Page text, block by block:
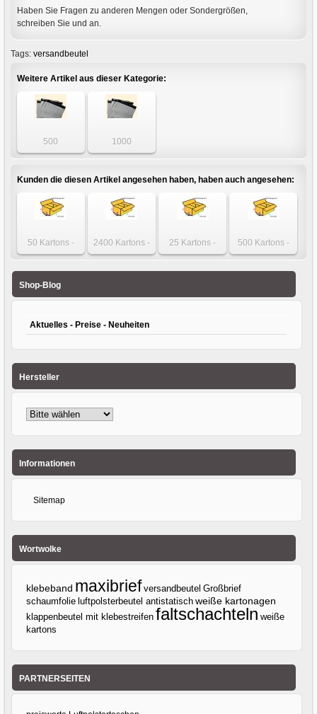
Haben Sie Fragen zu anderen Mengen oder Sondergrößen,
schreiben Sie und an.
Tags:versandbeutel
Weitere Artikel aus dieser Kategorie:
500
Folienversandtaschen
50mm
1000
Folienversandtaschen
50mm
Kunden die diesen Artikel angesehen haben, haben auch angesehen:
50 Kartons -
einwelliger
x 60mm
2400 Kartons -
Karton 180 x 180
25 Kartons -
Karton 300 x 215
500 Kartons -
Karton 190 x 160
Shop-Blog
Aktuelles - Preise - Neuheiten
Hersteller
Informationen
Sitemap
Wortwolke
klebeband maxibrief versandbeutel Großbrief
schaumfolie luftpolsterbeutel antistatisch weiße kartonagen
klappenbeutel mit klebestreifen faltschachteln weiße
kartons
PARTNERSEITEN